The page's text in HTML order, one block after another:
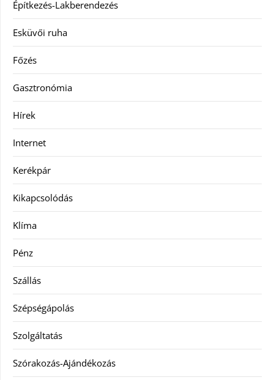
Építkezés-Lakberendezés
Esküvői ruha
Főzés
Gasztronómia
Hírek
Internet
Kerékpár
Kikapcsolódás
Klíma
Pénz
Szállás
Szépségápolás
Szolgáltatás
Szórakozás-Ajándékozás